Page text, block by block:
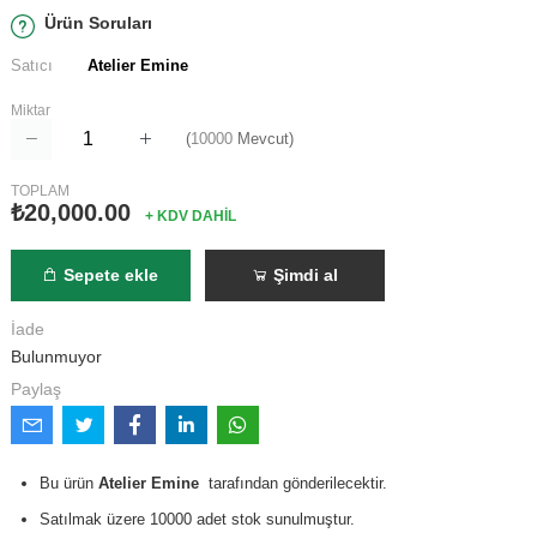
Ürün Soruları
Satıcı Atelier Emine
Miktar
(10000Mevcut)
TOPLAM
₺20,000.00 + KDV DAHİL
Sepete ekle Şimdi al
İade
Bulunmuyor
Paylaş
Bu ürün Atelier Emine tarafından gönderilecektir.
Satılmak üzere 10000 adet stok sunulmuştur.